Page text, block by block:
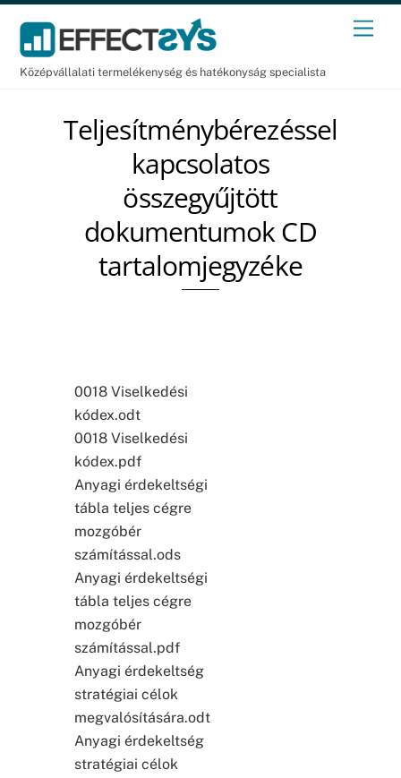
Skip
content
Középvállalati termelékenység és hatékonyság specialista
Teljesítménybérezéssel
kapcsolatos
összegyűjtött
dokumentumok CD
tartalomjegyzéke
0018 Viselkedési
kódex.odt
0018 Viselkedési
kódex.pdf
Anyagi érdekeltségi
tábla teljes cégre
mozgóbér
számítással.ods
Anyagi érdekeltségi
tábla teljes cégre
mozgóbér
számítással.pdf
Anyagi érdekeltség
stratégiai célok
megvalósítására.odt
Anyagi érdekeltség
stratégiai célok